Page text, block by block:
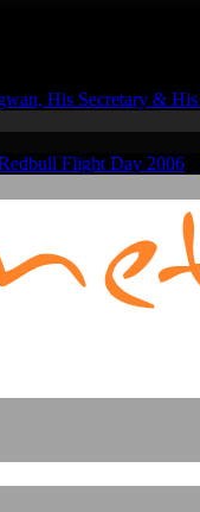
His Secretary &
Flight Day 2006